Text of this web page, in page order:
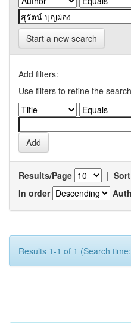
Start a new search
Add filters:
Use filters to refine the
Results/Page |
In order
Results 1-1 of 1 (Search